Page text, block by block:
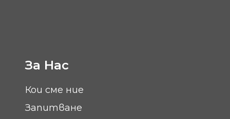
За Нас
Кои сме ние
Запитване